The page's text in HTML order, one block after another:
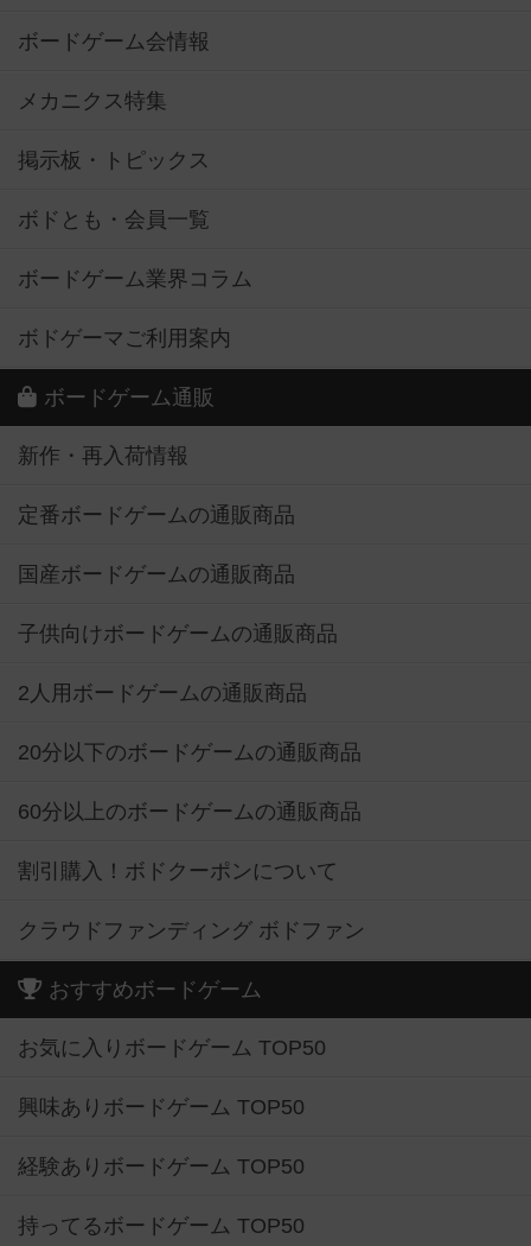
ボードゲーム会情報
メカニクス特集
掲示板・トピックス
ボドとも・会員一覧
ボードゲーム業界コラム
ボドゲーマご利用案内
ボードゲーム通販
新作・再入荷情報
定番ボードゲームの通販商品
国産ボードゲームの通販商品
子供向けボードゲームの通販商品
2人用ボードゲームの通販商品
20分以下のボードゲームの通販商品
60分以上のボードゲームの通販商品
割引購入！ボドクーポンについて
クラウドファンディング ボドファン
おすすめボードゲーム
お気に入りボードゲーム TOP50
興味ありボードゲーム TOP50
経験ありボードゲーム TOP50
持ってるボードゲーム TOP50